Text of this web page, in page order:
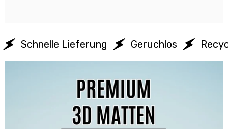
Schnelle Lieferung Geruchlos